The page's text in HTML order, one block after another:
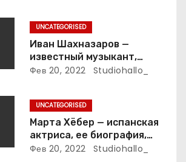
UNCATEGORISED
Иван Шахназаров —
известный музыкант,
композитор и продюсер —
Фев 20, 2022 Studiohallo_
UNCATEGORISED
Марта Хёбер — испанская
актриса, ее биография,
фото и интересные факты,
Фев 20, 2022 Studiohallo_